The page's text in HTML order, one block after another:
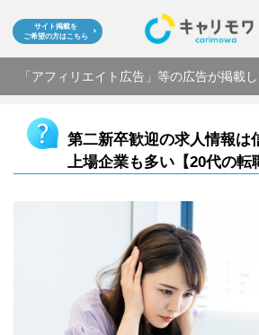
サイト掲載を
ご希望の方はこちら
「アフィリエイト広告」等の広告が掲載
第二新卒歓迎の求人情報は
上場企業も多い【20代の転